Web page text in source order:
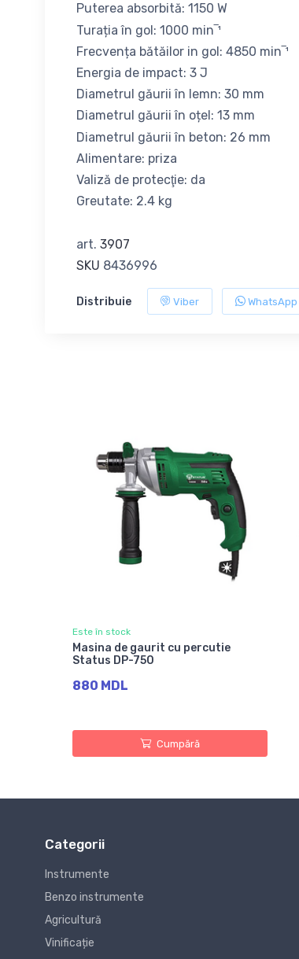
Puterea absorbită: 1150 W
Turația în gol: 1000 min‾¹
Frecvența bătăilor in gol: 4850 min‾¹
Energia de impact: 3 J
Diametrul găurii în lemn: 30 mm
Diametrul găurii în oțel: 13 mm
Diametrul găurii în beton: 26 mm
Alimentare: priza
Valiză de protecţie: da
Greutate: 2.4 kg
art. 3907
SKU 8436996
Distribuie Viber WhatsApp
Este în stock
Masina de gaurit cu percutie
Status DP-750
880 MDL
Cumpără
Categorii
Instrumente
Benzo instrumente
Agricultură
Vinificație